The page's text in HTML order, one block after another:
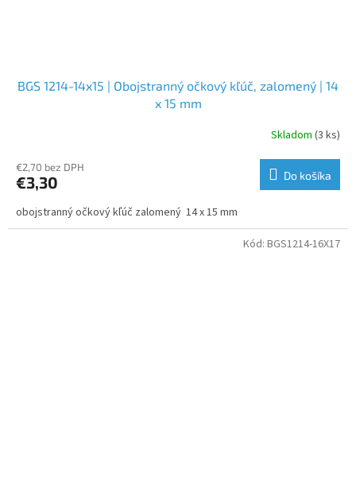
BGS 1214-14x15 | Obojstranný očkový kľúč, zalomený | 14
x 15 mm
Skladom (3 ks)
€2,70 bez DPH
€3,30 Do košíka
obojstranný očkový kľúč zalomený 14 x 15 mm
Kód: BGS1214-16X17